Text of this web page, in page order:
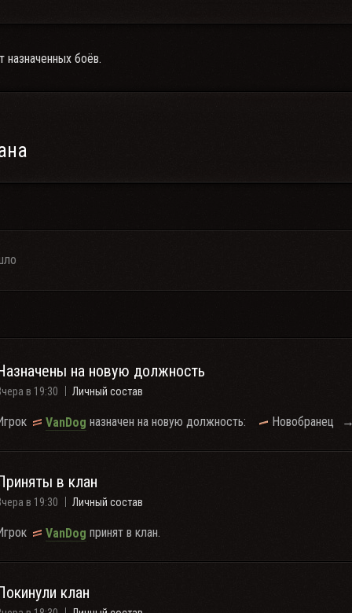
назначенных боёв.
на новую должность
в 19:30 Личный состав
VanDog назначен на новую должность: Новобранец
в клан
в 19:30 Личный состав
VanDog принят в клан.
клан